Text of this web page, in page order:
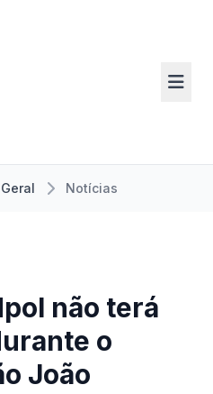
Geral Notícias
não terá
o
João